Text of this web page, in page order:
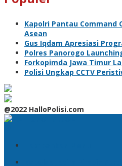
Kapolri Pantau Command
Asean
Gus Iqdam Apresiasi
Polres Panorogo
Forkopimda Jawa Timur
Polisi Ungkap CCTV
@2022 HalloPolisi.com